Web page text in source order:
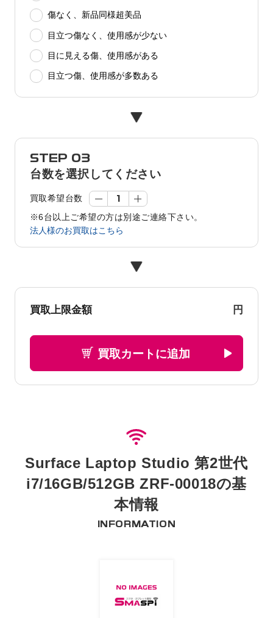
傷なく、新品同様超美品
目立つ傷なく、使用感が少ない
目に見える傷、使用感がある
目立つ傷、使用感が多数ある
STEP 03
台数を選択してください
買取希望台数
※6台以上ご希望の方は別途ご連絡下さい。
法人様のお買取はこちら
買取上限金額 円
買取カートに追加
Surface Laptop Studio 第2世代
i7/16GB/512GB ZRF-00018の基
本情報
INFORMATION